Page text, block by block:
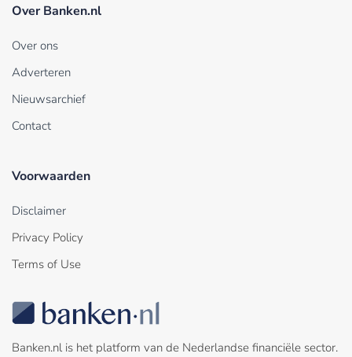
Over Banken.nl
Over ons
Adverteren
Nieuwsarchief
Contact
Voorwaarden
Disclaimer
Privacy Policy
Terms of Use
Banken.nl is het platform van de Nederlandse financiële sector.